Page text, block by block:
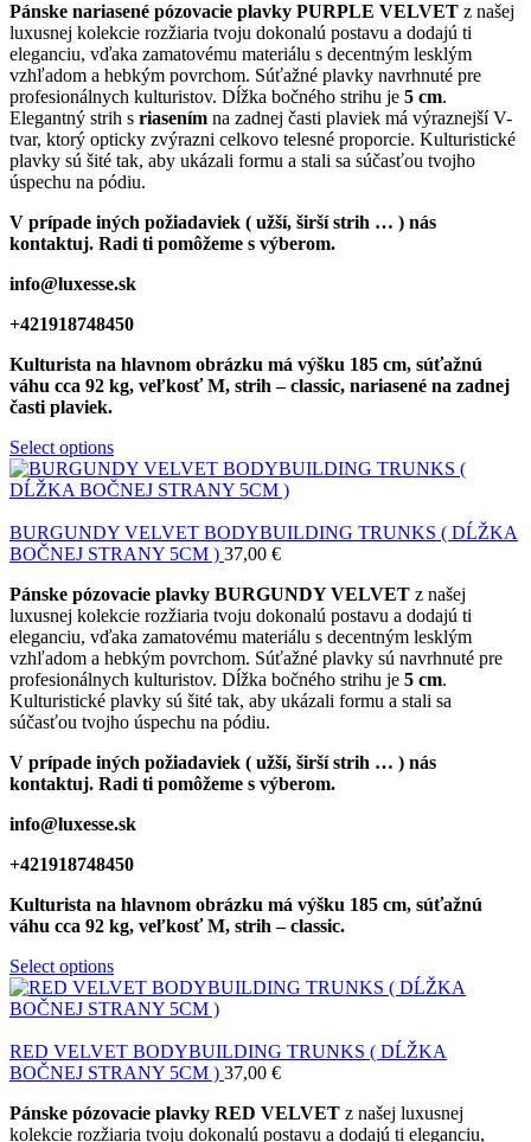
Pánske nariasené pózovacie plavky PURPLE VELVET z našej
luxusnej kolekcie rozžiaria tvoju dokonalú postavu a dodajú ti
eleganciu, vďaka zamatovému materiálu s decentným lesklým
vzhľadom a hebkým povrchom. Súťažné plavky navrhnuté pre
profesionálnych kulturistov. Dĺžka bočného strihu je 5 cm.
Elegantný strih s riasením na zadnej časti plaviek má výraznejší V-
tvar, ktorý opticky zvýrazni celkovo telesné proporcie. Kulturistické
plavky sú šité tak, aby ukázali formu a stali sa súčasťou tvojho
úspechu na pódiu.
V prípade iných požiadaviek ( užší, širší strih … ) nás
kontaktuj. Radi ti pomôžeme s výberom.
info@luxesse.sk
+421918748450
Kulturista na hlavnom obrázku má výšku 185 cm, súťažnú
váhu cca 92 kg, veľkosť M, strih – classic, nariasené na zadnej
časti plaviek.
Select options
BURGUNDY VELVET BODYBUILDING TRUNKS ( DĹŽKA
BOČNEJ STRANY 5CM ) 37,00 €
Pánske pózovacie plavky BURGUNDY VELVET z našej
luxusnej kolekcie rozžiaria tvoju dokonalú postavu a dodajú ti
eleganciu, vďaka zamatovému materiálu s decentným lesklým
vzhľadom a hebkým povrchom. Súťažné plavky sú navrhnuté pre
profesionálnych kulturistov. Dĺžka bočného strihu je 5 cm.
Kulturistické plavky sú šité tak, aby ukázali formu a stali sa
súčasťou tvojho úspechu na pódiu.
V prípade iných požiadaviek ( užší, širší strih … ) nás
kontaktuj. Radi ti pomôžeme s výberom.
info@luxesse.sk
+421918748450
Kulturista na hlavnom obrázku má výšku 185 cm, súťažnú
váhu cca 92 kg, veľkosť M, strih – classic.
Select options
RED VELVET BODYBUILDING TRUNKS ( DĹŽKA
BOČNEJ STRANY 5CM ) 37,00 €
Pánske pózovacie plavky RED VELVET z našej luxusnej
kolekcie rozžiaria tvoju dokonalú postavu a dodajú ti eleganciu,